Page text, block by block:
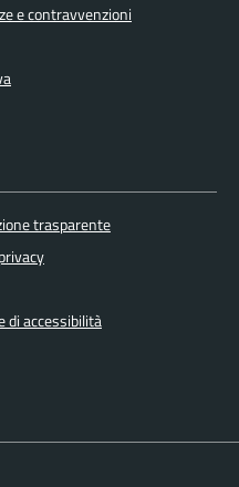
e contravvenzioni
trasparente
di accessibilità